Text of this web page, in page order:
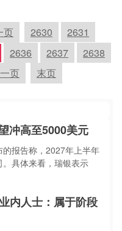
页 2630
2631
2636 2637
2638
页 末页
冲高至5000美元
报告称，2027年上半年
具体来看，瑞银表示
内人士：属于阶段